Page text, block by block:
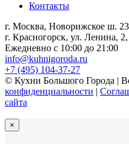
Контакты
г. Москва, Новорижское ш.
г. Красногорск, ул. Ленина,
Ежедневно с 10:00 до 21:00
info@kuhnigoroda.ru
+7 (495) 104-37-27
© Кухни Большого Города |
конфиденциальности |
сайта
×